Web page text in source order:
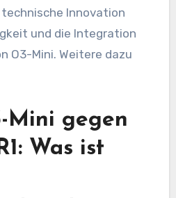
technische Innovation
und die Integration
O3-Mini. Weitere dazu
Mini gegen
Was ist